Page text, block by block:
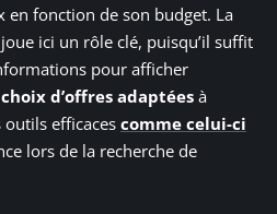
en fonction de son budget. La
joue ici un rôle clé, puisqu’il suffit
pour afficher
d’offres adaptées à
efficaces comme celui-ci
lors de la recherche de